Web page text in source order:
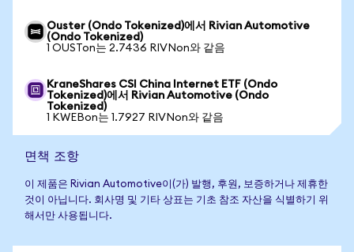
Ouster (Ondo Tokenized)에서 Rivian Automotive
(Ondo Tokenized)
1 OUSTon는 2.7436 RIVNon와 같음
KraneShares CSI China Internet ETF (Ondo
Tokenized)에서 Rivian Automotive (Ondo
Tokenized)
1 KWEBon는 1.7927 RIVNon와 같음
면책 조항
이 제품은 Rivian Automotive이(가) 발행, 후원, 보증하거나 제휴한
것이 아닙니다. 회사명 및 기타 상표는 기초 참조 자산을 식별하기 위
해서만 사용됩니다.